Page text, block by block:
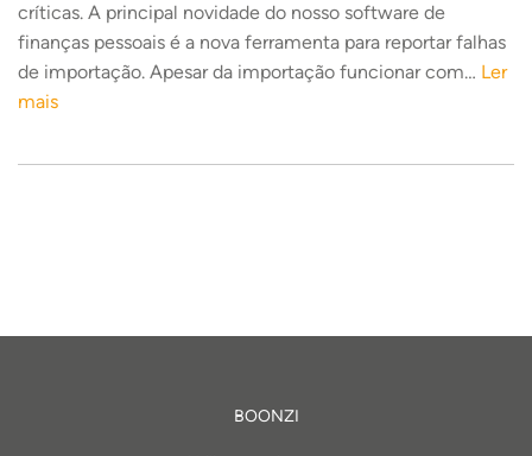
críticas. A principal novidade do nosso software de
finanças pessoais é a nova ferramenta para reportar falhas
de importação. Apesar da importação funcionar com… Ler
mais
BOONZI